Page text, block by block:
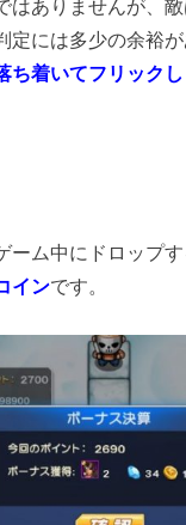
はありませんが、
定には多少の余裕
ち着いてフリックし
ーム中にドロップす
インです。